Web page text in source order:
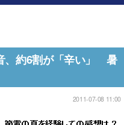
、約6割が「辛い」 暑
2011-07-08 11:00